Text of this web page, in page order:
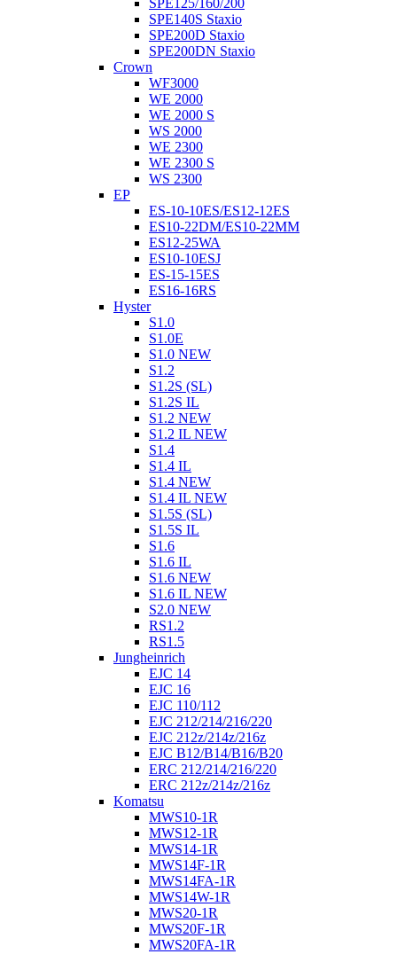
SPE140S Staxio
SPE200D Staxio
SPE200DN Staxio
Crown
WF3000
WE 2000
WE 2000 S
WS 2000
WE 2300
WE 2300 S
WS 2300
EP
ES-10-10ES/ES12-12ES
ES10-22DM/ES10-22MM
ES12-25WA
ES10-10ESJ
ES-15-15ES
ES16-16RS
Hyster
S1.0
S1.0E
S1.0 NEW
S1.2
S1.2S (SL)
S1.2S IL
S1.2 NEW
S1.2 IL NEW
S1.4
S1.4 IL
S1.4 NEW
S1.4 IL NEW
S1.5S (SL)
S1.5S IL
S1.6
S1.6 IL
S1.6 NEW
S1.6 IL NEW
S2.0 NEW
RS1.2
RS1.5
Jungheinrich
EJC 14
EJC 16
EJC 110/112
EJC 212/214/216/220
EJC 212z/214z/216z
EJC B12/B14/B16/B20
ERC 212/214/216/220
ERC 212z/214z/216z
Komatsu
MWS10-1R
MWS12-1R
MWS14-1R
MWS14F-1R
MWS14FA-1R
MWS14W-1R
MWS20-1R
MWS20F-1R
MWS20FA-1R